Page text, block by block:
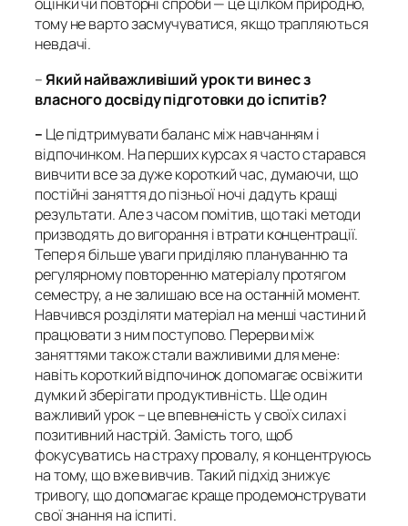
тому не варто засмучуватися, якщо трапляються
невдачі.
–Який найважливіший урок ти винес з
власного досвіду підготовки до іспитів?
– Це підтримувати баланс між навчанням і
відпочинком. На перших курсах я часто старався
вивчити все за дуже короткий час, думаючи, що
постійні заняття до пізньої ночі дадуть кращі
результати. Але з часом помітив, що такі методи
призводять до вигорання і втрати концентрації.
Тепер я більше уваги приділяю плануванню та
регулярному повторенню матеріалу протягом
семестру, а не залишаю все на останній момент.
Навчився розділяти матеріал на менші частини й
працювати з ним поступово. Перерви між
заняттями також стали важливими для мене:
навіть короткий відпочинок допомагає освіжити
думки й зберігати продуктивність. Ще один
важливий урок – це впевненість у своїх силах і
позитивний настрій. Замість того, щоб
фокусуватись на страху провалу, я концентруюсь
на тому, що вже вивчив. Такий підхід знижує
тривогу, що допомагає краще продемонструвати
свої знання на іспиті.